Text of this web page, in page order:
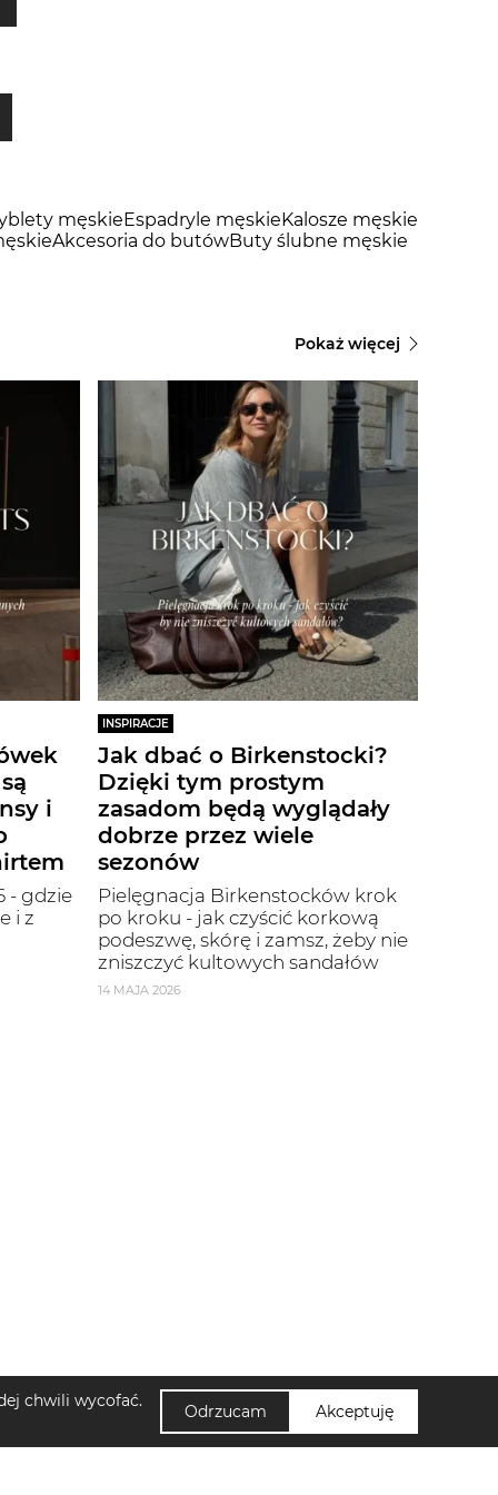
męskieEspadryle męskieKalosze męskie
Akcesoria do butówButy ślubne męskie
Pokaż więcej
i
- gdzie
i z
INSPIRACJE
Jak dbać o Birkenstocki?
Dzięki tym prostym
zasadom będą wyglądały
dobrze przez wiele
sezonów
Pielęgnacja Birkenstocków krok
po kroku - jak czyścić korkową
podeszwę, skórę i zamsz, żeby nie
zniszczyć kultowych sandałów
14 MAJA 2026
chwili wycofać.
Odrzucam Akceptuję